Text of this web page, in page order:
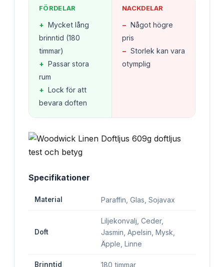
FÖRDELAR
+ Mycket lång
brinntid (180
timmar)
+ Passar stora
rum
+ Lock för att
bevara doften
NACKDELAR
− Något högre
pris
− Storlek kan vara
otymplig
Specifikationer
Material Paraffin, Glas, Sojavax
Doft
Liljekonvalj, Ceder,
Jasmin, Apelsin, Mysk,
Äpple, Linne
Brinntid 180 timmar